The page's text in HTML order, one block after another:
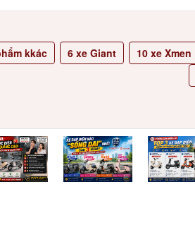
kkác 6xe Giant 10xe Xmen